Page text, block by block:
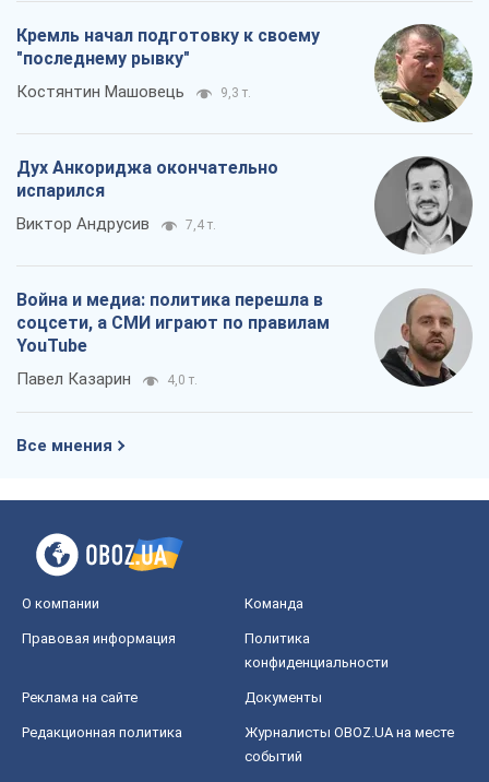
Кремль начал подготовку к своему
"последнему рывку"
Костянтин Машовець 9,3 т.
Дух Анкориджа окончательно
испарился
Виктор Андрусив 7,4 т.
Война и медиа: политика перешла в
соцсети, а СМИ играют по правилам
YouTube
Павел Казарин 4,0 т.
Все мнения
О компании Команда
Правовая информация
Политика
конфиденциальности
Реклама на сайте Документы
Редакционная политика
Журналисты OBOZ.UA на месте
событий